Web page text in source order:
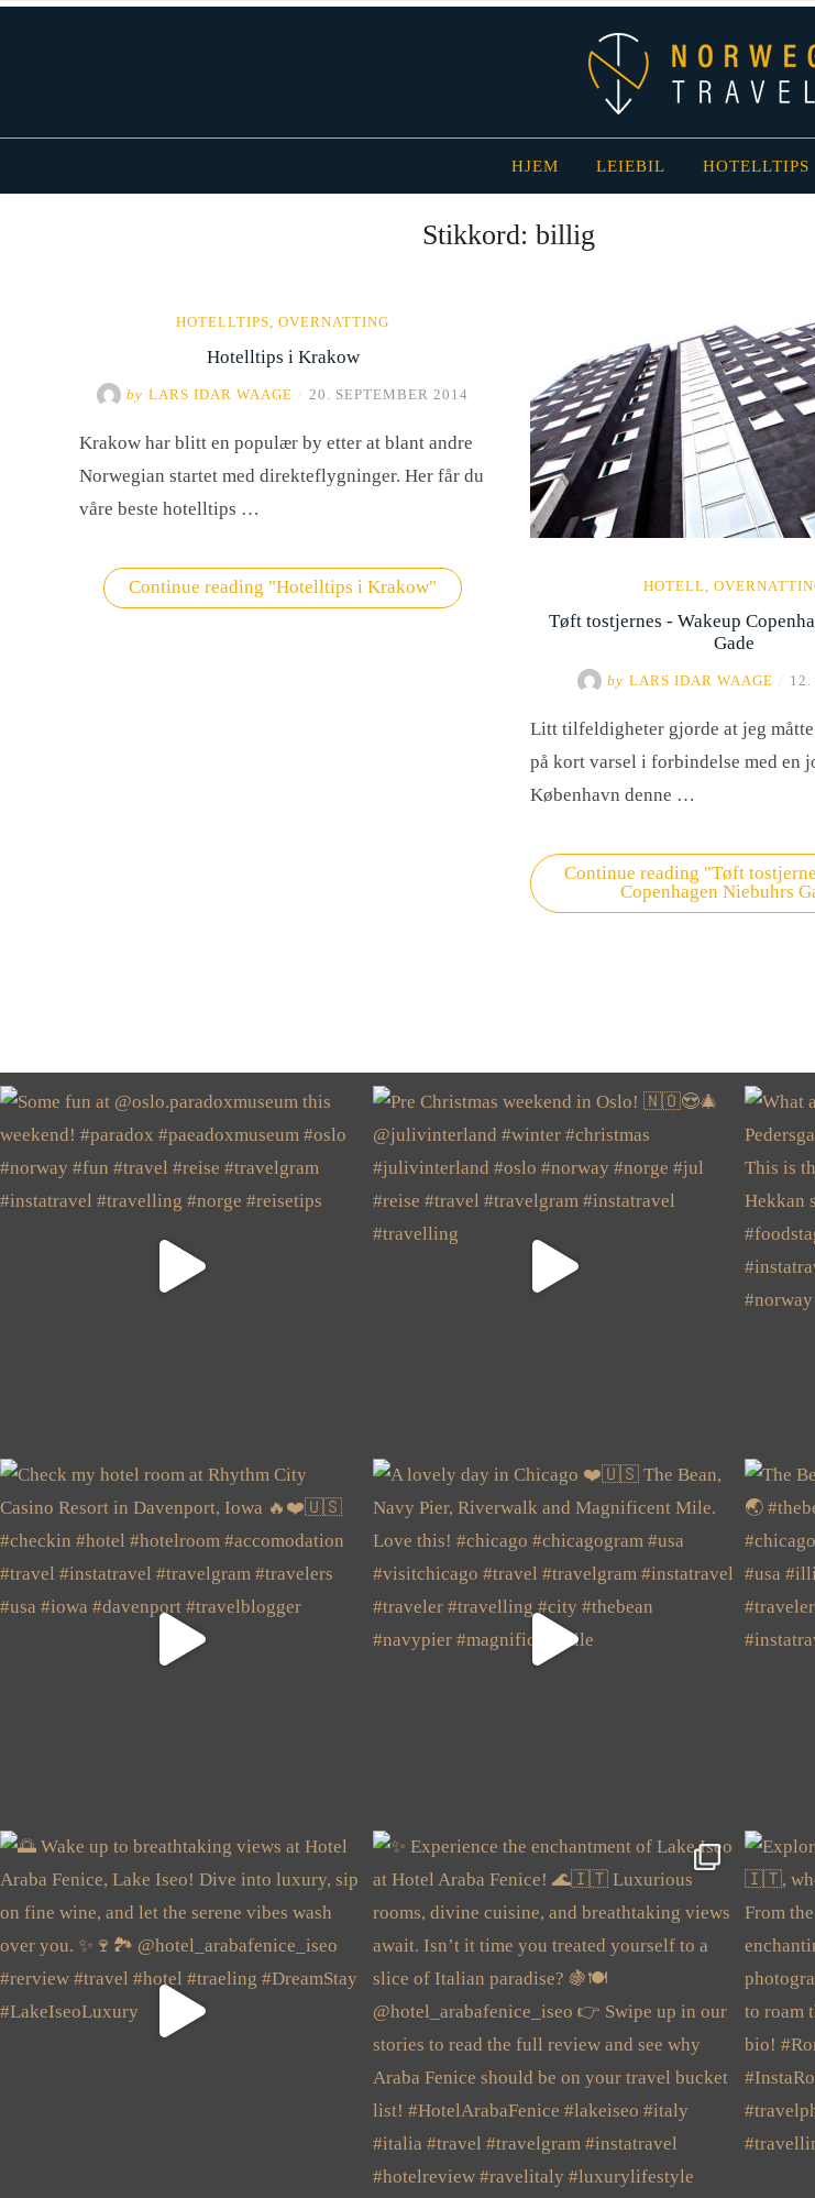
HJEM LEIEBIL HOTELLTIPS
Norwegian Traveller – ReisebloggStikkord: billig
HOTELLTIPS, OVERNATTING
Hotelltips i Krakow
by LARS IDAR WAAGE 20. SEPTEMBER 2014
Krakow har blitt en populær by etter at blant andre
Norwegian startet med direkteflygninger. Her får du
våre beste hotelltips …
Continue reading "Hotelltips i Krakow" HOTELL,
Tøft tostjernes - Wakeup
Gade
by LARS IDAR WAAGE 12.
Litt tilfeldigheter gjorde at jeg
på kort varsel i forbindelse med en
København denne …
Continue reading "Tøft
Copenhagen Niebuhrs